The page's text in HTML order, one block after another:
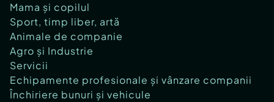
Mama și copilul
Sport, timp liber, artă
Animale de companie
Agro și Industrie
Servicii
Echipamente profesionale și vânzare companii
Închiriere bunuri și vehicule